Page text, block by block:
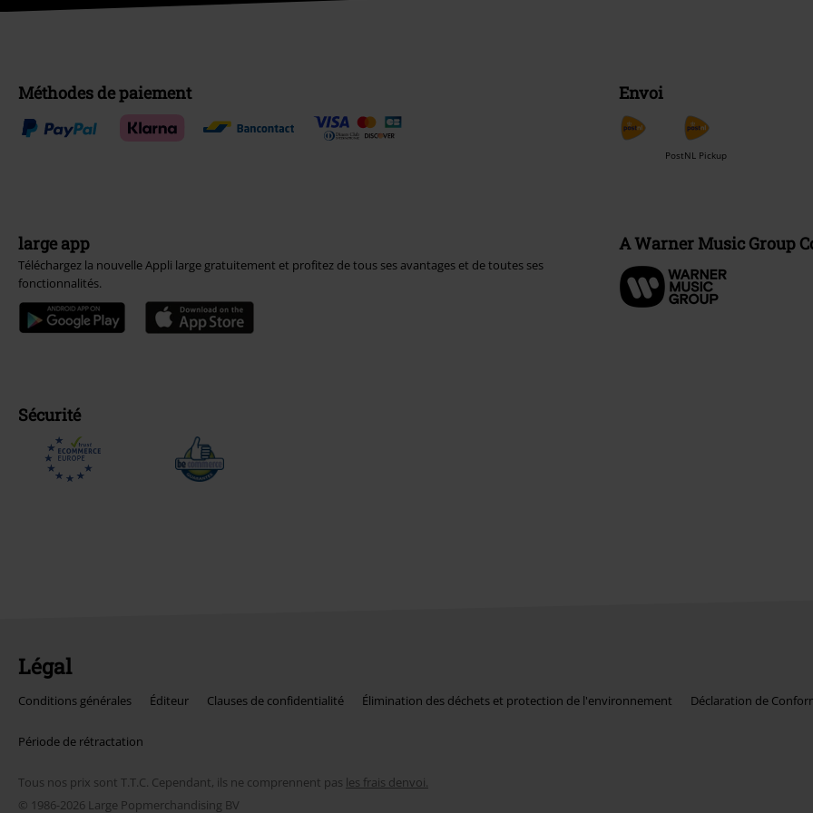
Méthodes de paiement Envoi
PostNL Pickup
large app
Téléchargez la nouvelle Appli large gratuitement et profitez de tous ses avantages et de toutes ses
fonctionnalités.
A Warner Music Group
Sécurité
Légal
Conditions générales Éditeur Clauses de confidentialité Élimination des déchets et protection de l'environnement Déclaration de
Période de rétractation
Tous nos prix sont T.T.C. Cependant, ils ne comprennent pas les frais denvoi.
© 1986-2026 Large Popmerchandising BV